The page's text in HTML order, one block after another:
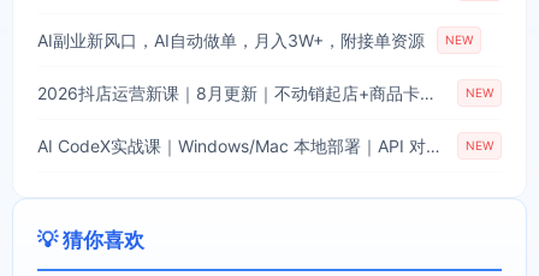
AI副业新风口，AI自动做单，月入3W+，附接单资源 NEW
2026抖店运营新课｜8月更新｜不动销起店+商品卡爆发｜达人玩法+店群批量复制｜轻松玩转抖音小店全域流量 NEW
AI CodeX实战课｜Windows/Mac 本地部署｜API 对接调通｜Skill 自制｜漫剧剪辑｜网站 VR 项目｜AI项目落地全教程 NEW
💡 猜你喜欢